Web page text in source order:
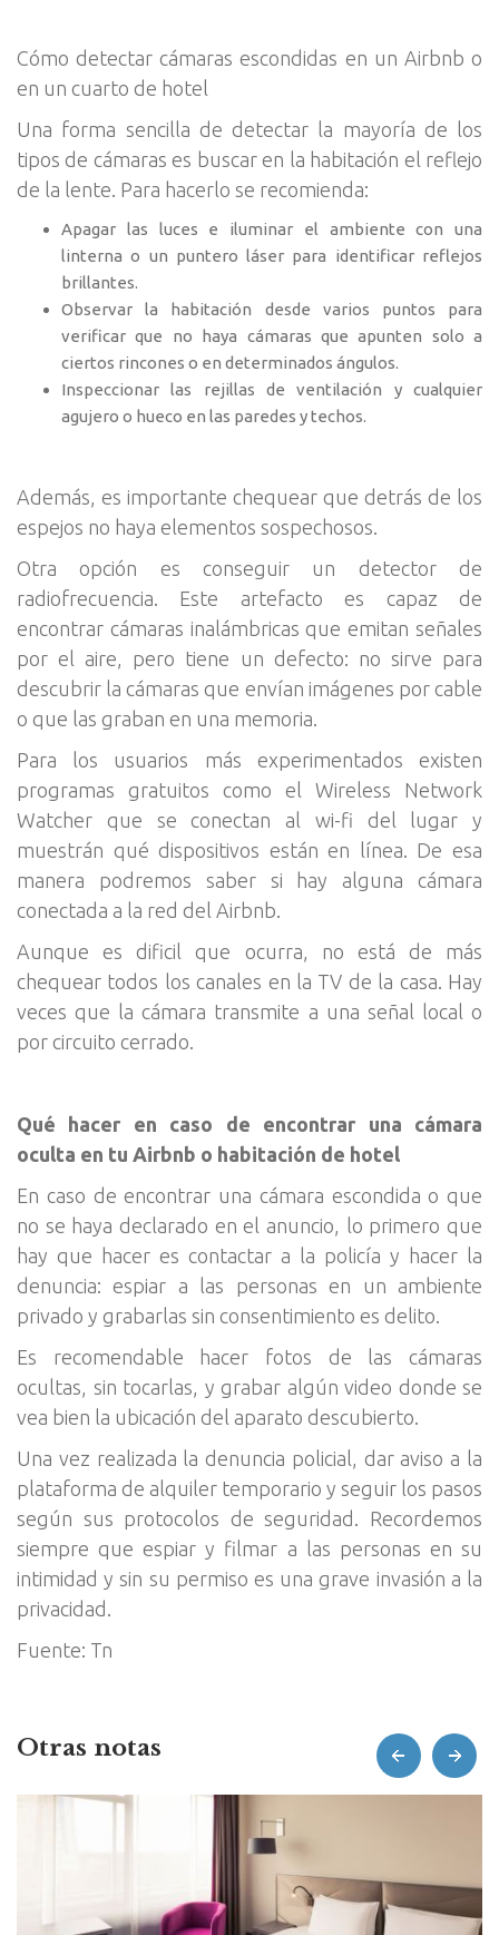
Cómo detectar cámaras escondidas en un Airbnb o
en un cuarto de hotel
Una forma sencilla de detectar la mayoría de los
tipos de cámaras es buscar en la habitación el reflejo
de la lente. Para hacerlo se recomienda:
Apagar las luces e iluminar el ambiente con una
linterna o un puntero láser para identificar reflejos
brillantes.
Observar la habitación desde varios puntos para
verificar que no haya cámaras que apunten solo a
ciertos rincones o en determinados ángulos.
Inspeccionar las rejillas de ventilación y cualquier
agujero o hueco en las paredes y techos.
Además, es importante chequear que detrás de los
espejos no haya elementos sospechosos.
Otra opción es conseguir un detector de
radiofrecuencia. Este artefacto es capaz de
encontrar cámaras inalámbricas que emitan señales
por el aire, pero tiene un defecto: no sirve para
descubrir la cámaras que envían imágenes por cable
o que las graban en una memoria.
Para los usuarios más experimentados existen
programas gratuitos como el Wireless Network
Watcher que se conectan al wi-fi del lugar y
muestrán qué dispositivos están en línea. De esa
manera podremos saber si hay alguna cámara
conectada a la red del Airbnb.
Aunque es dificil que ocurra, no está de más
chequear todos los canales en la TV de la casa. Hay
veces que la cámara transmite a una señal local o
por circuito cerrado.
Qué hacer en caso de encontrar una cámara
oculta en tu Airbnb o habitación de hotel
En caso de encontrar una cámara escondida o que
no se haya declarado en el anuncio, lo primero que
hay que hacer es contactar a la policía y hacer la
denuncia: espiar a las personas en un ambiente
privado y grabarlas sin consentimiento es delito.
Es recomendable hacer fotos de las cámaras
ocultas, sin tocarlas, y grabar algún video donde se
vea bien la ubicación del aparato descubierto.
Una vez realizada la denuncia policial, dar aviso a la
plataforma de alquiler temporario y seguir los pasos
según sus protocolos de seguridad. Recordemos
siempre que espiar y filmar a las personas en su
intimidad y sin su permiso es una grave invasión a la
privacidad.
Fuente: Tn
Otras notas prev next